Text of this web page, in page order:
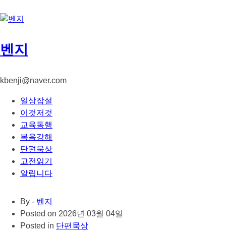
텐
건
뛰
벤지
kbenji@naver.com
일상잡설
이것저것
교육동행
복음강해
단편묵상
고전읽기
알립니다
By - 벤지
Posted on 2026년 03월 04일
Posted in 단편묵상